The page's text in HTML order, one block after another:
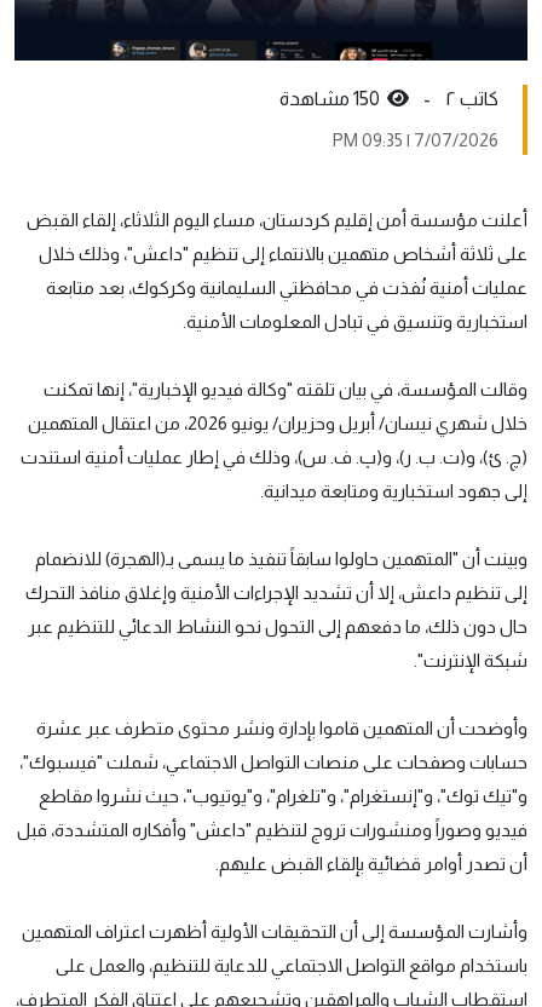
کاتب ٢ -
7/07/2026 | 09:35 PM
أعلنت مؤسسة أمن إقليم كردستان، مساء اليوم الثلاثاء، إلقاء القبض
على ثلاثة أشخاص متهمين بالانتماء إلى تنظيم "داعش"، وذلك خلال
عمليات أمنية نُفذت في محافظتي السليمانية وكركوك، بعد متابعة
استخبارية وتنسيق في تبادل المعلومات الأمنية.
وقالت المؤسسة، في بيان تلقته "وكالة فيديو الإخبارية"، إنها تمكنت
خلال شهري نيسان/ أبريل وحزيران/ يونيو 2026، من اعتقال المتهمين
(چ. ئ)، و(ت. ب. ر)، و(پ. ف. س)، وذلك في إطار عمليات أمنية استندت
إلى جهود استخبارية ومتابعة ميدانية.
وبينت أن "المتهمين حاولوا سابقاً تنفيذ ما يسمى بـ(الهجرة) للانضمام
إلى تنظيم داعش، إلا أن تشديد الإجراءات الأمنية وإغلاق منافذ التحرك
حال دون ذلك، ما دفعهم إلى التحول نحو النشاط الدعائي للتنظيم عبر
شبكة الإنترنت".
وأوضحت أن المتهمين قاموا بإدارة ونشر محتوى متطرف عبر عشرة
حسابات وصفحات على منصات التواصل الاجتماعي، شملت "فيسبوك"،
و"تيك توك"، و"إنستغرام"، و"تلغرام"، و"يوتيوب"، حيث نشروا مقاطع
فيديو وصوراً ومنشورات تروج لتنظيم "داعش" وأفكاره المتشددة، قبل
أن تصدر أوامر قضائية بإلقاء القبض عليهم.
وأشارت المؤسسة إلى أن التحقيقات الأولية أظهرت اعتراف المتهمين
باستخدام مواقع التواصل الاجتماعي للدعاية للتنظيم، والعمل على
استقطاب الشباب والمراهقين وتشجيعهم على اعتناق الفكر المتطرف،